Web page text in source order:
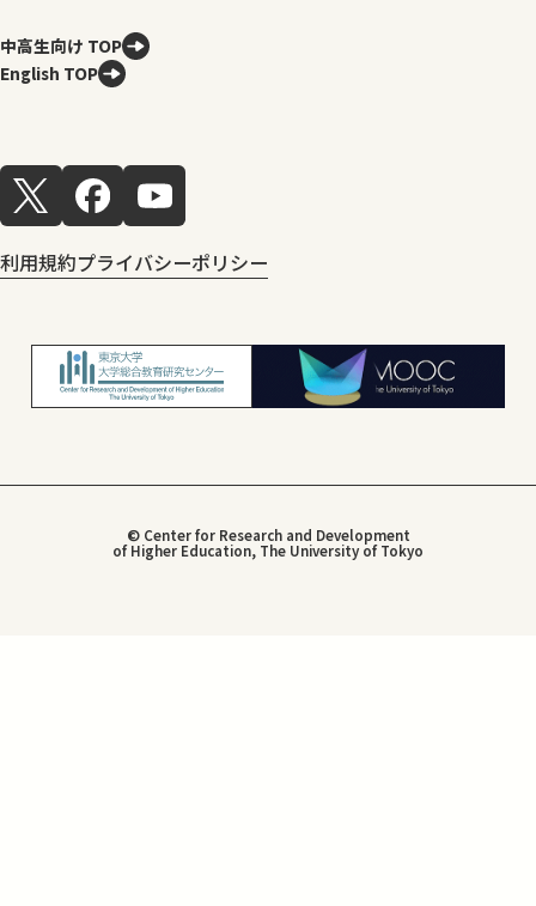
中高生向け TOP
English TOP
利用規約プライバシーポリシー
© Center for Research and Development
of Higher Education, The University of Tokyo